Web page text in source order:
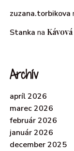
zuzana.torbikova
Stanka na
Archív
apríl 2026
marec 2026
február 2026
január 2026
december 2025